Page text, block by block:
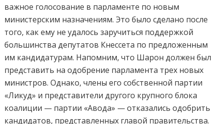
важное голосование в парламенте по новым
министерским назначениям. Это было сделано после
того, как ему не удалось заручиться поддержкой
большинства депутатов Кнессета по предложенным
им кандидатурам. Напомним, что Шарон должен был
представить на одобрение парламента трех новых
министров. Однако, члены его собственной партии
«Ликуд» и представители другого крупного блока
коалиции — партии «Авода» — отказались одобрить
кандидатов, представленных главой правительства.